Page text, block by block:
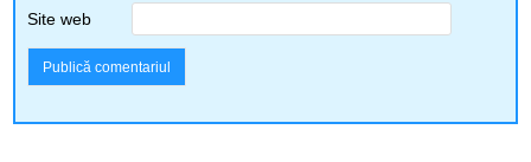
Site web